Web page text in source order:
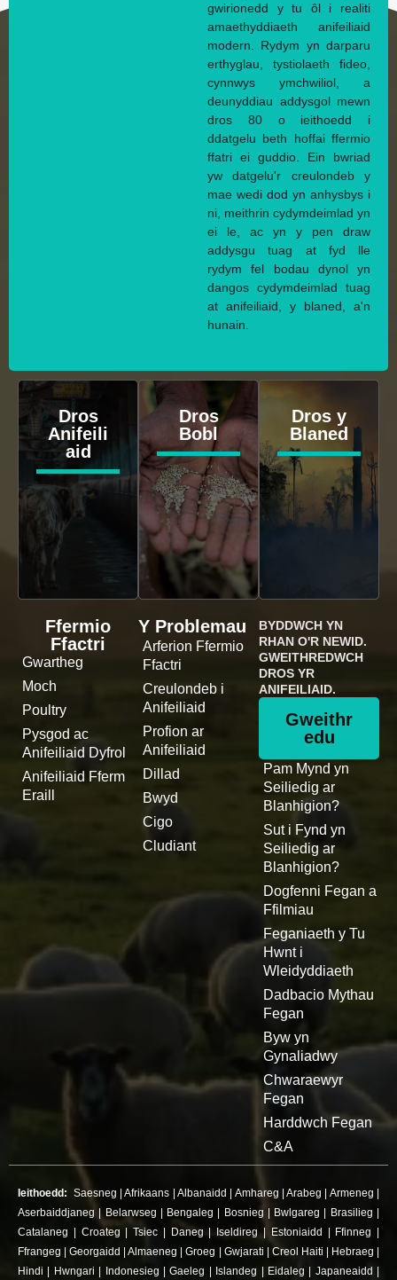
gwirionedd y tu ôl i realiti
amaethyddiaeth anifeiliaid
modern. Rydym yn darparu
erthyglau, tystiolaeth fideo,
cynnwys ymchwiliol, a
deunyddiau addysgol mewn
dros 80 o ieithoedd i
ddatgelu beth hoffai ffermio
ffatri ei guddio. Ein bwriad
yw datgelu'r creulondeb y
mae wedi dod yn anhysbys i
ni, meithrin cydymdeimlad yn
ei le, ac yn y pen draw
addysgu tuag at fyd lle
rydym fel bodau dynol yn
dangos cydymdeimlad tuag
at anifeiliaid, y blaned, a'n
hunain.
Dros
Anifeili
aid
Dros
Bobl
Dros y
Blaned
Ffermio
Ffactri
Gwartheg
Moch
Poultry
Pysgod ac
Anifeiliaid Dyfrol
Anifeiliaid Fferm
Eraill
Y Problemau
Arferion Ffermio
Ffactri
Creulondeb i
Anifeiliaid
Profion ar
Anifeiliaid
Dillad
Bwyd
Cigo
Cludiant
BYDDWCH YN
RHAN O'R NEWID.
GWEITHREDWCH
DROS YR
ANIFEILIAID.
Gweithr
edu
Pam Mynd yn
Seiliedig ar
Blanhigion?
Sut i Fynd yn
Seiliedig ar
Blanhigion?
Dogfenni Fegan a
Ffilmiau
Feganiaeth y Tu
Hwnt i
Wleidyddiaeth
Dadbacio Mythau
Fegan
Byw yn
Gynaliadwy
Chwaraewyr
Fegan
Harddwch Fegan
C&A
Ieithoedd: Saesneg |Afrikaans Albanaidd Amhareg |Arabeg Armeneg
Aserbaiddjaneg
Belarwseg Bengaleg Bosnieg Bwlgareg Brasilieg
Catalaneg
Croateg |Tsiec Daneg Iseldireg Estoniaidd Ffinneg
Ffrangeg |Georgaidd |Almaeneg |Groeg Gwjarati Creol Haiti Hebraeg
Hindi
Hwngari Indonesieg |Gaeleg Islandeg Eidaleg Japaneaidd